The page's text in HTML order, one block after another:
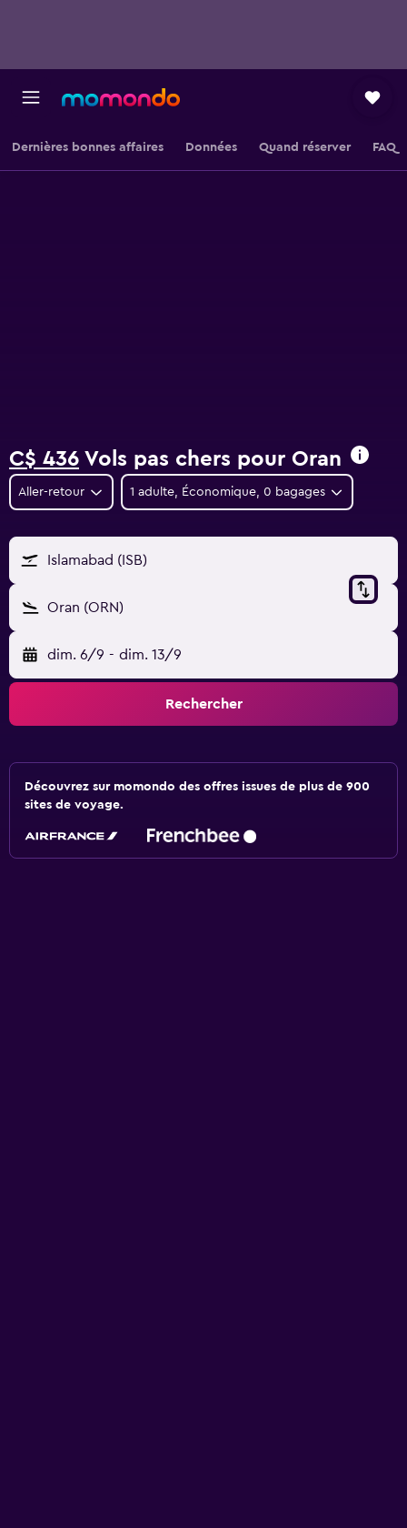
Dernières bonnes affaires Données Quand réserver FAQ
C$ 436 Vols pas chers pour Oran
Aller-retour 1 adulte, Économique, 0 bagages
Islamabad (ISB)
Oran (ORN)
dim. 6/9 - dim. 13/9
Rechercher
Découvrez sur momondo des offres issues de plus de 900
sites de voyage.